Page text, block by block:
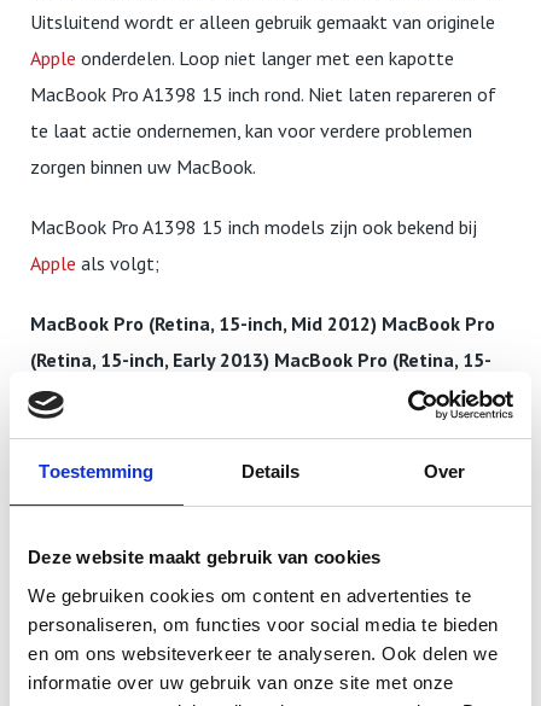
Toestemming Details Over
Deze website maakt gebruik van cookies
We gebruiken cookies om content en advertenties te
personaliseren, om functies voor social media te bieden
en om ons websiteverkeer te analyseren. Ook delen we
informatie over uw gebruik van onze site met onze
Uitsluitend wordt er alleen gebruik gemaakt van originele
Apple onderdelen. Loop niet langer met een kapotte
MacBook Pro A1398 15 inch rond. Niet laten repareren of
te laat actie ondernemen, kan voor verdere problemen
zorgen binnen uw MacBook.
MacBook Pro A1398 15 inch models zijn ook bekend bij
Apple als volgt;
MacBook Pro (Retina, 15-inch, Mid 2012) MacBook Pro
(Retina, 15-inch, Early 2013) MacBook Pro (Retina, 15-
inch, Late 2013) MacBook Pro (Retina, 15-inch, Mid
2014) MacBook Pro (Retina, 15-inch, Mid 2015)
MacBookPro11,5
MacBook Pro A1398 15 inch
Accu vervanging